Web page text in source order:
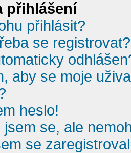
přihlášení
přihlásit?
se registrovat?
aby se moje
heslo!
se, ale
se